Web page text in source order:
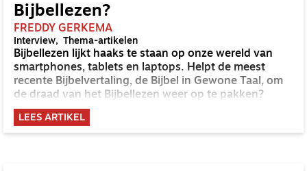
Bijbellezen?
FREDDY GERKEMA
Interview Thema-artikelen
Bijbellezen lijkt haaks te staan op onze wereld van
smartphones, tablets en laptops. Helpt de meest
recente Bijbelvertaling, de Bijbel in Gewone Taal, om
de draad van het Bijbellezen weer op te pakken?
LEES ARTIKEL